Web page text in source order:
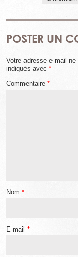
contexte
POSTER UN
Votre adresse e-mail ne
indiqués avec *
Commentaire *
Nom *
E-mail *